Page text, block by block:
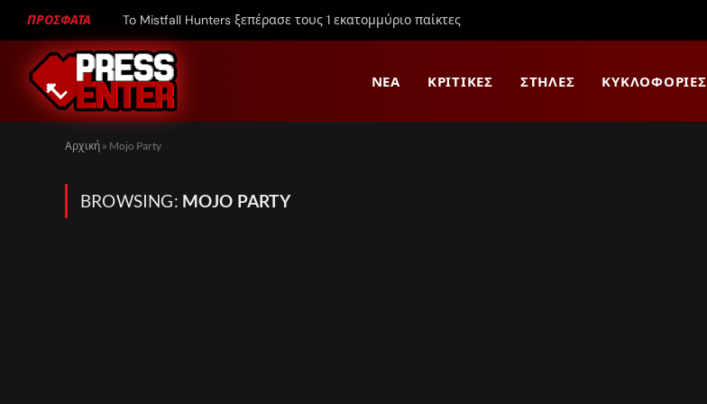
ΠΡΟΣΦΑΤΑ To Mistfall Hunters ξεπέρασε τους 1 εκατομμύριο παίκτες
ΝΈΑ ΚΡΙΤΙΚΈΣ ΣΤΉΛΕΣ ΚΥΚΛΟΦΟΡΊΕΣ
Αρχική » Mojo Party
BROWSING: MOJO PARTY